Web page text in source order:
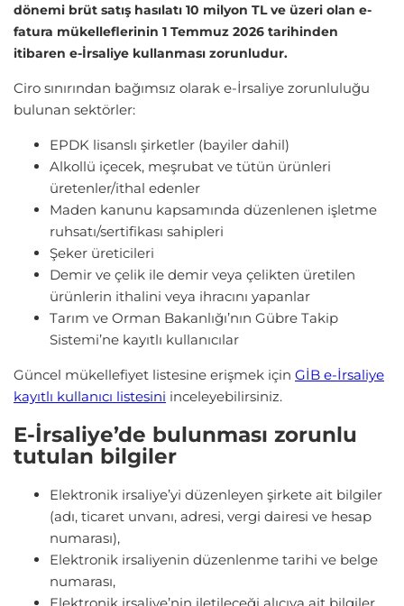
dönemi brüt satış hasılatı 10 milyon TL ve üzeri olan e-
fatura mükelleflerinin 1 Temmuz 2026 tarihinden
itibaren e-İrsaliye kullanması zorunludur.
Ciro sınırından bağımsız olarak e-İrsaliye zorunluluğu
bulunan sektörler:
EPDK lisanslı şirketler (bayiler dahil)
Alkollü içecek, meşrubat ve tütün ürünleri
üretenler/ithal edenler
Maden kanunu kapsamında düzenlenen işletme
ruhsatı/sertifikası sahipleri
Şeker üreticileri
Demir ve çelik ile demir veya çelikten üretilen
ürünlerin ithalini veya ihracını yapanlar
Tarım ve Orman Bakanlığı’nın Gübre Takip
Sistemi’ne kayıtlı kullanıcılar
Güncel mükellefiyet listesine erişmek için GİB e-İrsaliye
kayıtlı kullanıcı listesini inceleyebilirsiniz.
E-İrsaliye’de bulunması zorunlu
tutulan bilgiler
Elektronik irsaliye’yi düzenleyen şirkete ait bilgiler
(adı, ticaret unvanı, adresi, vergi dairesi ve hesap
numarası),
Elektronik irsaliyenin düzenlenme tarihi ve belge
numarası,